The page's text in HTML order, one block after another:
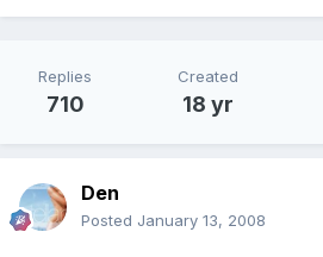
Replies
710
Created
18 yr
Den
Posted January 13, 2008